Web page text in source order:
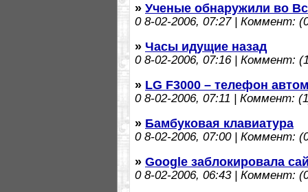
» Ученые обнаружили во
08-02-2006, 07:27 | Коммент:
» Часы идущие назад
08-02-2006, 07:16 | Коммент:
» LG F3000 – телефон
08-02-2006, 07:11 | Коммент:
» Бамбуковая клавиатура
08-02-2006, 07:00 | Коммент:
» Google заблокировала
08-02-2006, 06:43 | Коммент: